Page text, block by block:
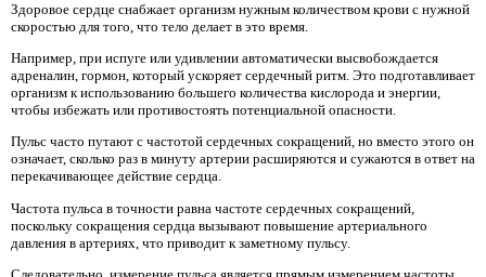
Здоровое сердце снабжает организм нужным количеством крови с нужной
скоростью для того, что тело делает в это время.
Например, при испуге или удивлении автоматически высвобождается
адреналин, гормон, который ускоряет сердечный ритм. Это подготавливает
организм к использованию большего количества кислорода и энергии,
чтобы избежать или противостоять потенциальной опасности.
Пульс часто путают с частотой сердечных сокращений, но вместо этого он
означает, сколько раз в минуту артерии расширяются и сужаются в ответ на
перекачивающее действие сердца.
Частота пульса в точности равна частоте сердечных сокращений,
поскольку сокращения сердца вызывают повышение артериального
давления в артериях, что приводит к заметному пульсу.